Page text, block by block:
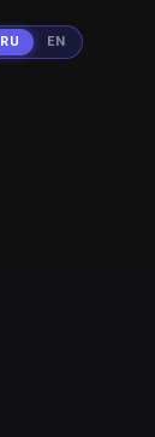
RU EN